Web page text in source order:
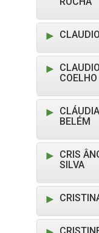
COELHO
BELÉM
CRIS
SILVA